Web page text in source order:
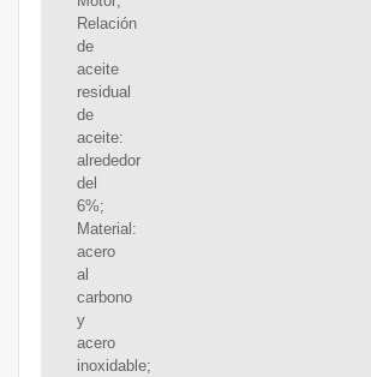
Relación
de
aceite
residual
de
aceite:
alrededor
del
6%;
Material:
acero
al
carbono
y
acero
inoxidable;